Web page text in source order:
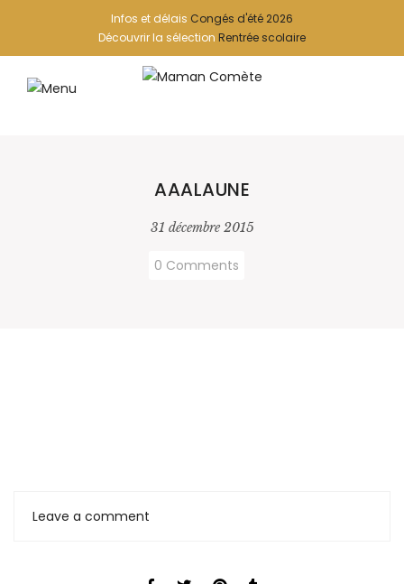
Infos et délais Congés d'été 2026
Découvrir la sélection Rentrée scolaire
AAALAUNE
31 décembre 2015
0 Comments
Leave a comment